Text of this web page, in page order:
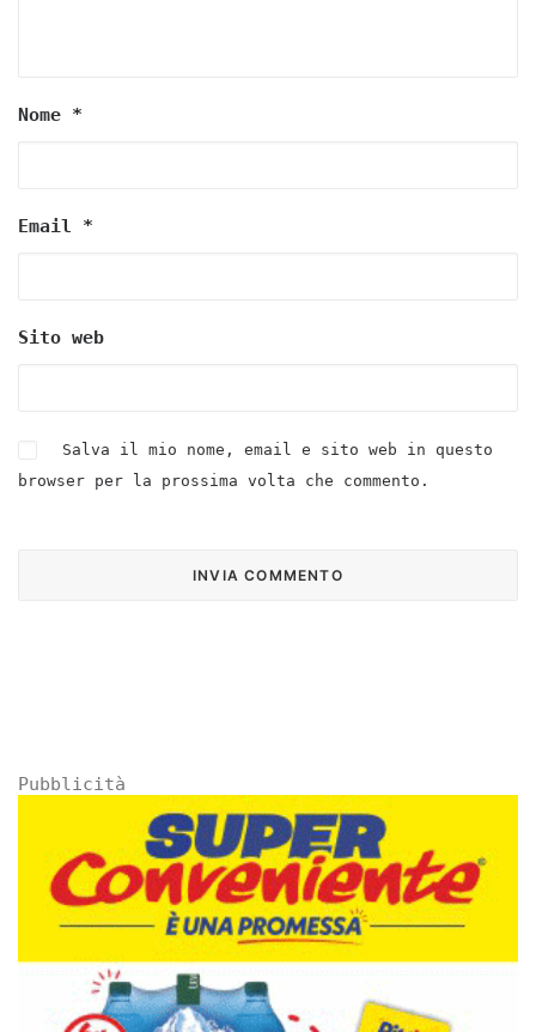
Nome *
Email *
Sito web
Salva il mio nome, email e sito web in questo
browser per la prossima volta che commento.
Pubblicità